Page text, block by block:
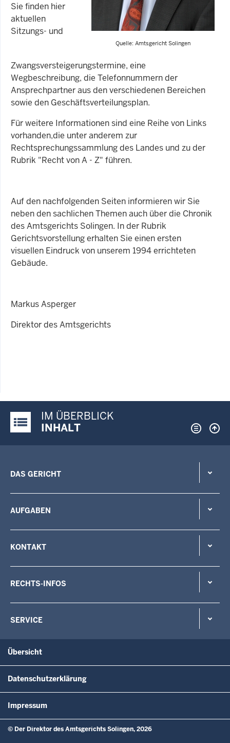
Quelle: Amtsgericht Solingen
Sie finden hier
aktuellen
Sitzungs- und
Zwangsversteigerungstermine, eine
Wegbeschreibung, die Telefonnummern der
Ansprechpartner aus den verschiedenen Bereichen
sowie den Geschäftsverteilungsplan.
Für weitere Informationen sind eine Reihe von Links
vorhanden,die unter anderem zur
Rechtsprechungssammlung des Landes und zu der
Rubrik "Recht von A - Z" führen.
Auf den nachfolgenden Seiten informieren wir Sie
neben den sachlichen Themen auch über die Chronik
des Amtsgerichts Solingen. In der Rubrik
Gerichtsvorstellung erhalten Sie einen ersten
visuellen Eindruck von unserem 1994 errichteten
Gebäude.
Markus Asperger
Direktor des Amtsgerichts
Justiz-Portal im Überblick:
IM ÜBERBLICK
INHALT
DAS GERICHT
AUFGABEN
KONTAKT
RECHTS-INFOS
SERVICE
Übersicht
Datenschutzerklärung
Impressum
© Der Direktor des Amtsgerichts Solingen, 2026